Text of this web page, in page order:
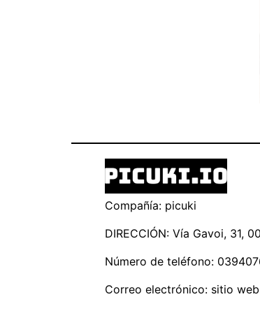
Compañía: picuki
DIRECCIÓN: Vía Gavoi, 31,
Número de teléfono:
Correo electrónico: sitio